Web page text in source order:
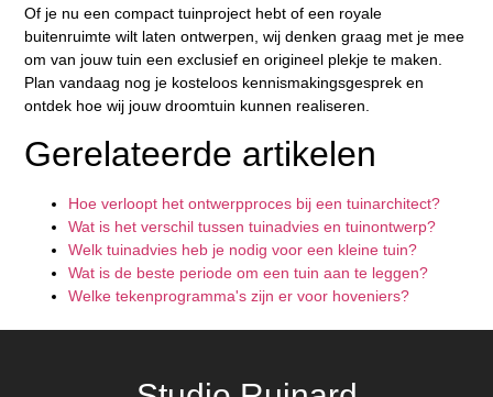
Of je nu een compact tuinproject hebt of een royale
buitenruimte wilt laten ontwerpen, wij denken graag met je mee
om van jouw tuin een exclusief en origineel plekje te maken.
Plan vandaag nog je kosteloos kennismakingsgesprek en
ontdek hoe wij jouw droomtuin kunnen realiseren.
Gerelateerde artikelen
Hoe verloopt het ontwerpproces bij een tuinarchitect?
Wat is het verschil tussen tuinadvies en tuinontwerp?
Welk tuinadvies heb je nodig voor een kleine tuin?
Wat is de beste periode om een tuin aan te leggen?
Welke tekenprogramma's zijn er voor hoveniers?